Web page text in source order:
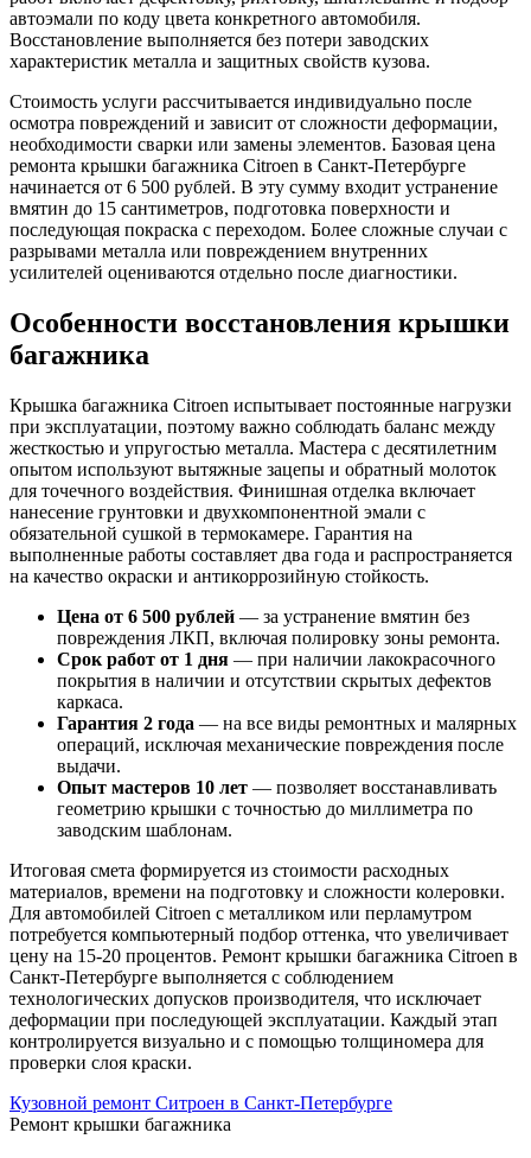
автоэмали по коду цвета конкретного автомобиля.
Восстановление выполняется без потери заводских
характеристик металла и защитных свойств кузова.
Стоимость услуги рассчитывается индивидуально после
осмотра повреждений и зависит от сложности деформации,
необходимости сварки или замены элементов. Базовая цена
ремонта крышки багажника Citroen в Санкт-Петербурге
начинается от 6 500 рублей. В эту сумму входит устранение
вмятин до 15 сантиметров, подготовка поверхности и
последующая покраска с переходом. Более сложные случаи с
разрывами металла или повреждением внутренних
усилителей оцениваются отдельно после диагностики.
Особенности восстановления крышки
багажника
Крышка багажника Citroen испытывает постоянные нагрузки
при эксплуатации, поэтому важно соблюдать баланс между
жесткостью и упругостью металла. Мастера с десятилетним
опытом используют вытяжные зацепы и обратный молоток
для точечного воздействия. Финишная отделка включает
нанесение грунтовки и двухкомпонентной эмали с
обязательной сушкой в термокамере. Гарантия на
выполненные работы составляет два года и распространяется
на качество окраски и антикоррозийную стойкость.
Цена от 6 500 рублей — за устранение вмятин без
повреждения ЛКП, включая полировку зоны ремонта.
Срок работ от 1 дня — при наличии лакокрасочного
покрытия в наличии и отсутствии скрытых дефектов
каркаса.
Гарантия 2 года — на все виды ремонтных и малярных
операций, исключая механические повреждения после
выдачи.
Опыт мастеров 10 лет — позволяет восстанавливать
геометрию крышки с точностью до миллиметра по
заводским шаблонам.
Итоговая смета формируется из стоимости расходных
материалов, времени на подготовку и сложности колеровки.
Для автомобилей Citroen с металликом или перламутром
потребуется компьютерный подбор оттенка, что увеличивает
цену на 15-20 процентов. Ремонт крышки багажника Citroen в
Санкт-Петербурге выполняется с соблюдением
технологических допусков производителя, что исключает
деформации при последующей эксплуатации. Каждый этап
контролируется визуально и с помощью толщиномера для
проверки слоя краски.
Кузовной ремонт Ситроен в Санкт-Петербурге
Ремонт крышки багажника